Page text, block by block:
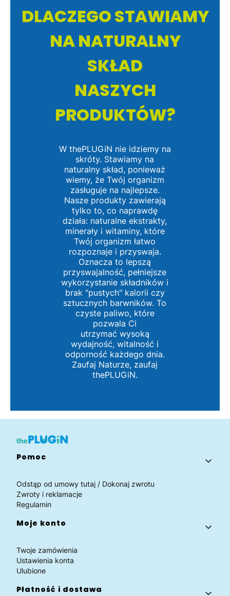
DLACZEGO STAWIAMY
NA NATURALNY
SKŁAD
NASZYCH
PRODUKTÓW?
W thePLUGiN nie idziemy na
skróty. Stawiamy na
naturalny skład, ponieważ
wiemy, że Twój organizm
zasługuje na najlepsze.
Nasze produkty zawierają
tylko to, co naprawdę
działa: naturalne ekstrakty,
minerały i witaminy, które
Twój organizm łatwo
rozpoznaje i przyswaja.
Oznacza to lepszą
przyswajalność, pełniejsze
wykorzystanie składników i
brak "pustych" kalorii czy
sztucznych barwników. To
czyste paliwo, które
pozwala Ci
utrzymać wysoką
wydajność, witalność i
odporność każdego dnia.
Zaufaj Naturze, zaufaj
thePLUGiN.
Linki w stopce
Pomoc
Odstąp od umowy tutaj / Dokonaj zwrotu
Zwroty i reklamacje
Regulamin
Moje konto
Twoje zamówienia
Ustawienia konta
Ulubione
Płatność i dostawa